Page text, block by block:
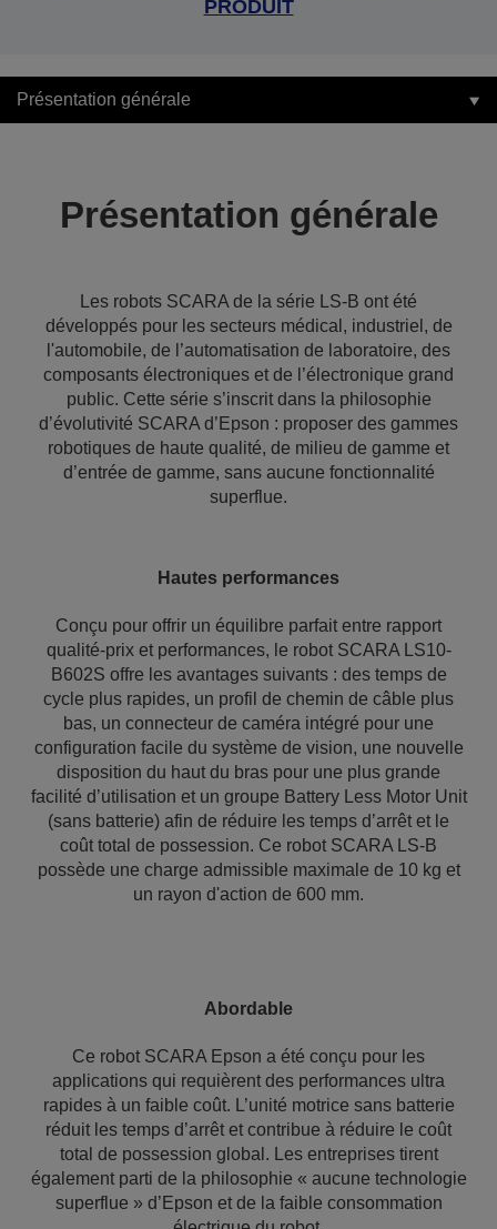
PRODUIT
Présentation générale
Présentation générale
Les robots SCARA de la série LS-B ont été
développés pour les secteurs médical, industriel, de
l'automobile, de l’automatisation de laboratoire, des
composants électroniques et de l’électronique grand
public. Cette série s’inscrit dans la philosophie
d’évolutivité SCARA d’Epson : proposer des gammes
robotiques de haute qualité, de milieu de gamme et
d’entrée de gamme, sans aucune fonctionnalité
superflue.
Hautes performances
Conçu pour offrir un équilibre parfait entre rapport
qualité-prix et performances, le robot SCARA LS10-
B602S offre les avantages suivants : des temps de
cycle plus rapides, un profil de chemin de câble plus
bas, un connecteur de caméra intégré pour une
configuration facile du système de vision, une nouvelle
disposition du haut du bras pour une plus grande
facilité d’utilisation et un groupe Battery Less Motor Unit
(sans batterie) afin de réduire les temps d’arrêt et le
coût total de possession. Ce robot SCARA LS-B
possède une charge admissible maximale de 10 kg et
un rayon d'action de 600 mm.
Abordable
Ce robot SCARA Epson a été conçu pour les
applications qui requièrent des performances ultra
rapides à un faible coût. L’unité motrice sans batterie
réduit les temps d’arrêt et contribue à réduire le coût
total de possession global. Les entreprises tirent
également parti de la philosophie « aucune technologie
superflue » d’Epson et de la faible consommation